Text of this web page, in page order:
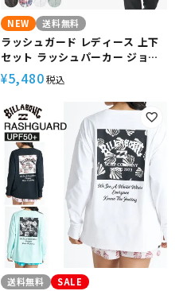
NEW 送料無料
ラッシュガード レディース 上下
セット ラッシュパーカー ジョガ
ーパンツ UVカット セットアップ
ラッシュガード ゆったり30代 40
代 50代 体型カバー 水陸両用 普
段着 ママ 公園 おしゃれ 接触冷感
ヘレイワホ UPF50+ 日焼け対策
運動 スポーツ 夏 長袖 お買い物
普段着
¥5,480税込
送料無料 SALE